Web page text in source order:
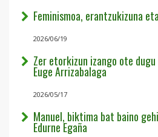
Feminismoa, erantzukizuna
2026/06/19
Zer etorkizun izango ote dugu
Euge Arrizabalaga
2026/05/17
Manuel, biktima bat baino
Edurne Egaña